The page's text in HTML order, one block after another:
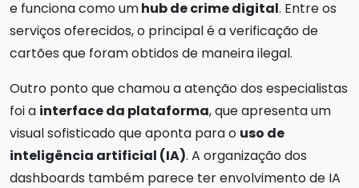
e funciona como umhub de crime digital. Entre os
serviços oferecidos, o principal é a verificação de
cartões que foram obtidos de maneira ilegal.
Outro ponto que chamou a atenção dos especialistas
foi a interface da plataforma, que apresenta um
visual sofisticado que aponta para o uso de
inteligência artificial (IA). A organização dos
dashboards também parece ter envolvimento de IA